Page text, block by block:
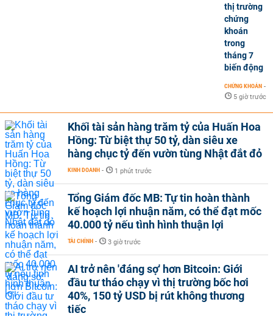
thị trường
chứng
khoán
trong
tháng 7
biến động
CHỨNG KHOÁN -
5 giờ trước
Khối tài sản hàng trăm tỷ của Huấn Hoa
Hồng: Từ biệt thự 50 tỷ, dàn siêu xe
hàng chục tỷ đến vườn tùng Nhật đắt đỏ
KINH DOANH - 1 phút trước
Tổng Giám đốc MB: Tự tin hoàn thành
kế hoạch lợi nhuận năm, có thể đạt mốc
40.000 tỷ nếu tình hình thuận lợi
TÀI CHÍNH - 3 giờ trước
AI trở nên 'đáng sợ' hơn Bitcoin: Giới
đầu tư tháo chạy vì thị trường bốc hơi
40%, 150 tỷ USD bị rút không thương
tiếc